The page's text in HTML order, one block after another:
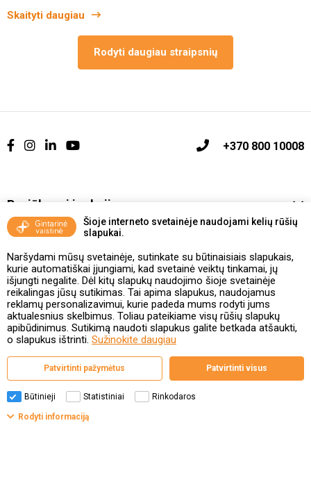
Šioje interneto svetainėje naudojami kelių rūšių
slapukai.
Naršydami mūsų svetainėje, sutinkate su būtinaisiais slapukais,
kurie automatiškai įjungiami, kad svetainė veiktų tinkamai, jų
išjungti negalite. Dėl kitų slapukų naudojimo šioje svetainėje
reikalingas jūsų sutikimas. Tai apima slapukus, naudojamus
reklamų personalizavimui, kurie padeda mums rodyti jums
aktualesnius skelbimus. Toliau pateikiame visų rūšių slapukų
apibūdinimus. Sutikimą naudoti slapukus galite betkada atšaukti,
o slapukus ištrinti. Sužinokite daugiau
Patvirtinti pažymėtus Patvirtinti visus
Būtinieji Statistiniai Rinkodaros
Rodyti informaciją
Skaityti daugiau
Rodyti daugiau straipsnių
+370 800 10008
Pasiūlymai ir akcijos
Vakcinavimo tvarka ir taisyklės
Kontaktai ir Karjera
Taisyklės ir politika
Valstybinė vaistų kontrolės tarnyba
prie Lietuvos Respublikos sveikatos apsaugos ministerijos
Studentų g. 45A, 08107 Vilnius | +370 5 263 9264
www.vvkt.lt | vvkt@vvkt.lt